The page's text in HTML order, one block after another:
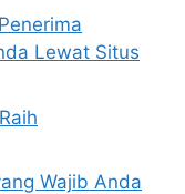
Lewat Situs
Wajib Anda